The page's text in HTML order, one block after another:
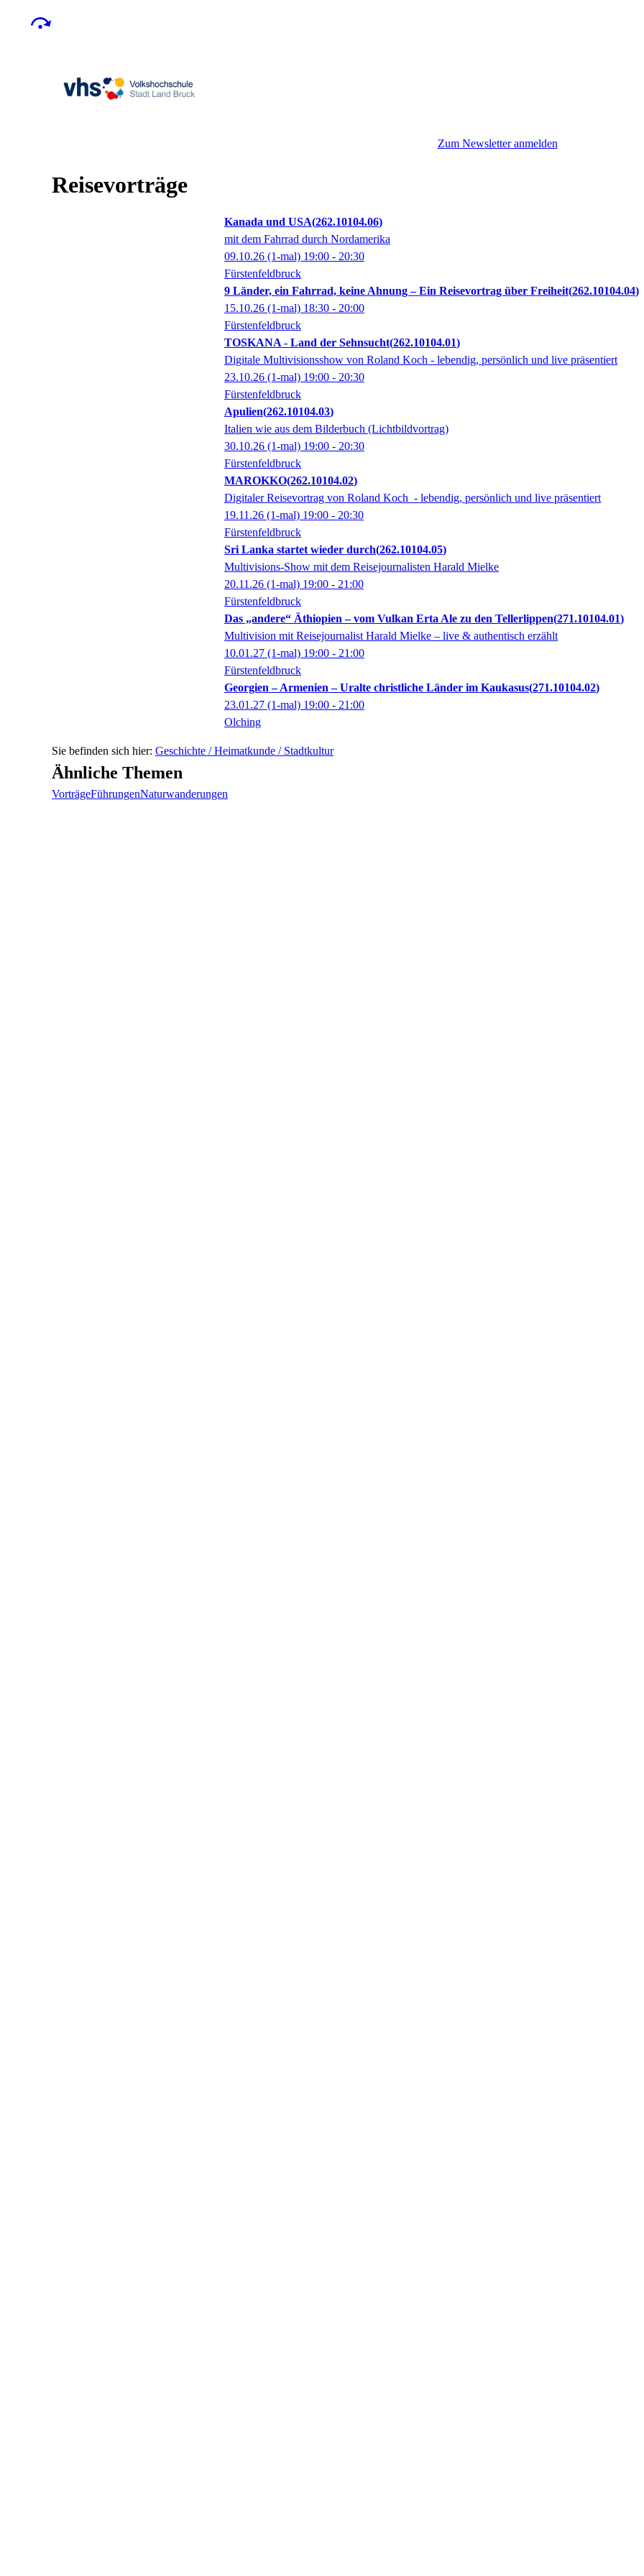
Zum Newsletter anmelden
Reisevorträge
Kanada und USA 262.10104.06
mit dem Fahrrad durch Nordamerika
09.10.26 (1-mal) 19:00 - 20:30
Fürstenfeldbruck
9 Länder, ein Fahrrad, keine Ahnung – Ein Reisevortrag über Freiheit 262.10104.04
15.10.26 (1-mal) 18:30 - 20:00
Fürstenfeldbruck
TOSKANA - Land der Sehnsucht 262.10104.01
Digitale Multivisionsshow von Roland Koch - lebendig, persönlich und live präsentiert
23.10.26 (1-mal) 19:00 - 20:30
Fürstenfeldbruck
Apulien 262.10104.03
Italien wie aus dem Bilderbuch (Lichtbildvortrag)
30.10.26 (1-mal) 19:00 - 20:30
Fürstenfeldbruck
MAROKKO 262.10104.02
Digitaler Reisevortrag von Roland Koch - lebendig, persönlich und live präsentiert
19.11.26 (1-mal) 19:00 - 20:30
Fürstenfeldbruck
Sri Lanka startet wieder durch 262.10104.05
Multivisions-Show mit dem Reisejournalisten Harald Mielke
20.11.26 (1-mal) 19:00 - 21:00
Fürstenfeldbruck
Das „andere“ Äthiopien – vom Vulkan Erta Ale zu den Tellerlippen 271.10104.01
Multivision mit Reisejournalist Harald Mielke – live & authentisch erzählt
10.01.27 (1-mal) 19:00 - 21:00
Fürstenfeldbruck
Georgien – Armenien – Uralte christliche Länder im Kaukasus 271.10104.02
23.01.27 (1-mal) 19:00 - 21:00
Olching
Geschichte / Heimatkunde / Stadtkultur
Ähnliche Themen
VorträgeFührungenNaturwanderungen